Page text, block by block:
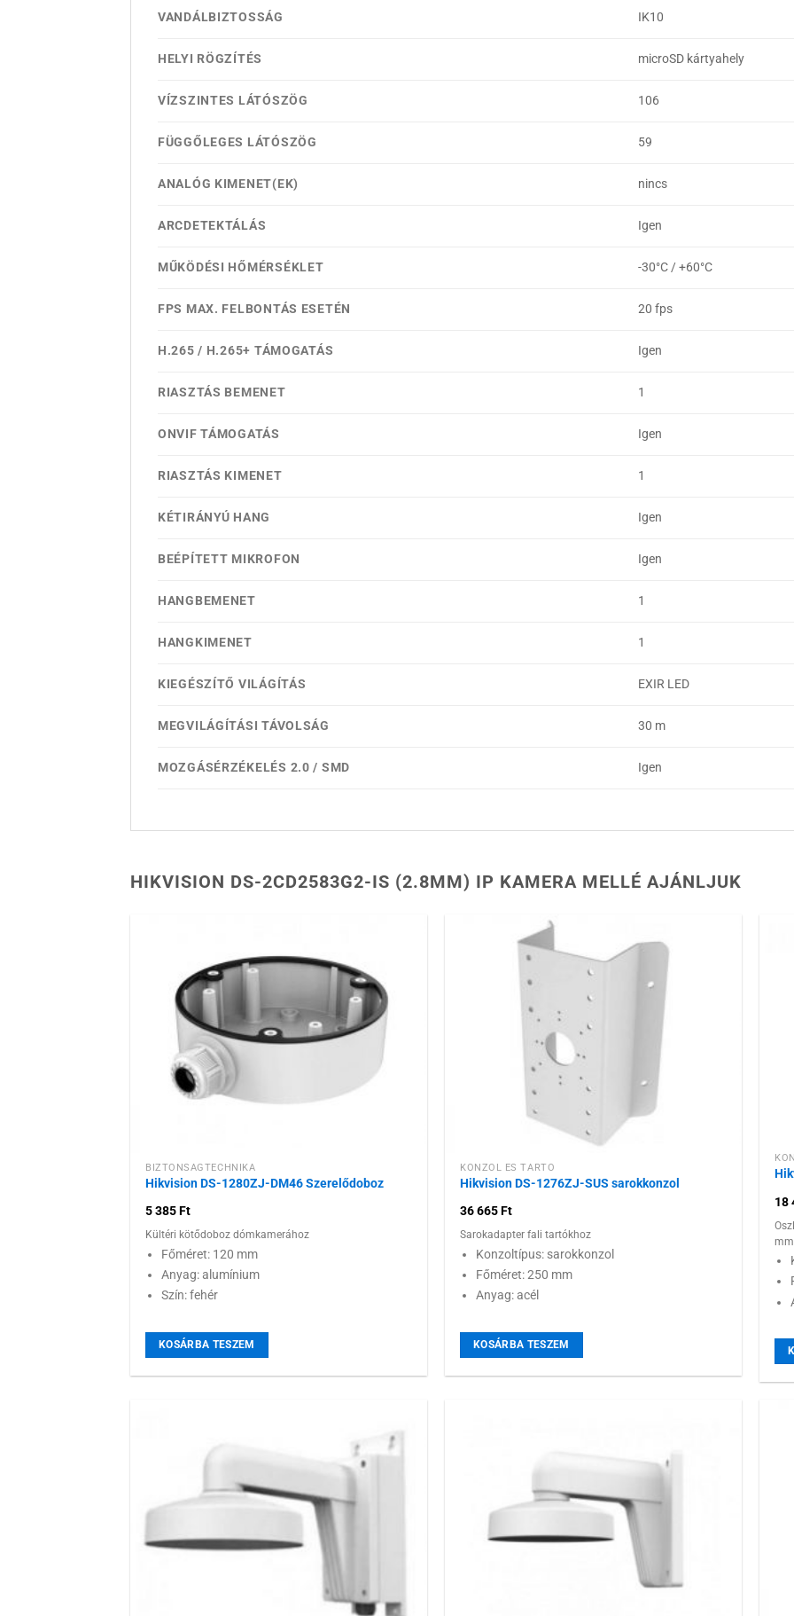
VANDÁLBIZTOSSÁG IK10
HELYI RÖGZÍTÉS microSD kártyahely
VÍZSZINTES LÁTÓSZÖG 106
FÜGGŐLEGES LÁTÓSZÖG 59
ANALÓG KIMENET(EK) nincs
ARCDETEKTÁLÁS Igen
MŰKÖDÉSI HŐMÉRSÉKLET -30°C / +60°C
FPS MAX. FELBONTÁS ESETÉN 20 fps
H.265 / H.265+ TÁMOGATÁS Igen
RIASZTÁS BEMENET 1
ONVIF TÁMOGATÁS Igen
RIASZTÁS KIMENET 1
KÉTIRÁNYÚ HANG Igen
BEÉPÍTETT MIKROFON Igen
HANGBEMENET 1
HANGKIMENET 1
KIEGÉSZÍTŐ VILÁGÍTÁS EXIR LED
MEGVILÁGÍTÁSI TÁVOLSÁG 30 m
MOZGÁSÉRZÉKELÉS 2.0 / SMD Igen
HIKVISION DS-2CD2583G2-IS (2.8MM) IP KAMERA MELLÉ AJÁNLJUK
Hozzáadás a
kívánságlistához
BIZTONSÁGTECHNIKA
Hikvision DS-1280ZJ-DM46 Szerelődoboz
5 385Ft
Kültéri kötődoboz dómkamerához
Főméret: 120 mm
Anyag: alumínium
Szín: fehér
KOSÁRBA TESZEM
KONZOL ÉS TARTÓ
Hikvision DS-1276ZJ-SUS sarokkonzol
36 665Ft
Sarokadapter fali tartókhoz
Konzoltípus: sarokkonzol
Főméret: 250 mm
Anyag: acél
KOSÁRBA TESZEM
18